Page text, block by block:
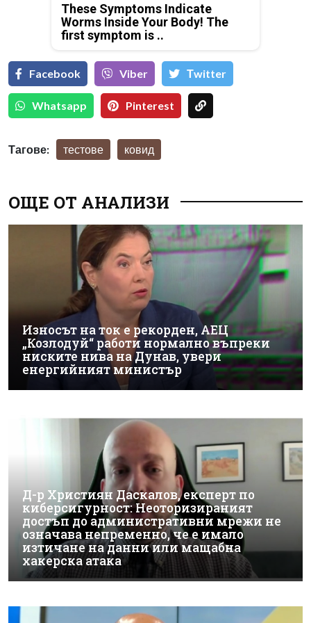
These Symptoms Indicate
Worms Inside Your Body! The
first symptom is ..
Facebook Viber Тwitter
Whatsapp Pinterest
Тагове: тестове ковид
ОЩЕ ОТ АНАЛИЗИ
Износът на ток е рекорден, АЕЦ
„Козлодуй“ работи нормално въпреки
ниските нива на Дунав, увери
енергийният министър
Д-р Християн Даскалов, експерт по
киберсигурност: Неоторизираният
достъп до административни мрежи не
означава непременно, че е имало
изтичане на данни или мащабна
хакерска атака